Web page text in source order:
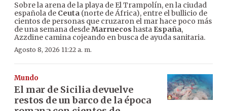
Sobre la arena de la playa de El Trampolín, en la ciudad
española de Ceuta (norte de África), entre el bullicio de
cientos de personas que cruzaron el mar hace poco más
de una semana desdeMarruecos hasta España,
Azzdine camina cojeando en busca de ayuda sanitaria.
Agosto 8, 2026 11:22 a. m.
Mundo
El mar de Sicilia devuelve
restos de un barco de la época